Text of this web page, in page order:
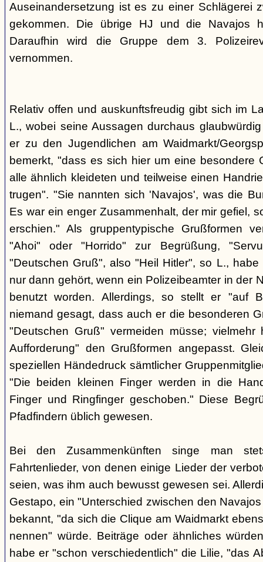
Auseinandersetzung ist es zu einer Schlägerei
gekommen. Die übrige HJ und die Navajos
Daraufhin wird die Gruppe dem 3.
vernommen.
Relativ offen und auskunftsfreudig gibt sich im
L., wobei seine Aussagen durchaus
er zu den Jugendlichen am Waidmarkt/
bemerkt, "dass es sich hier um eine besondere
alle ähnlich kleideten und teilweise einen
trugen". "Sie nannten sich 'Navajos', was die
Es war ein enger Zusammenhalt, der mir gefiel,
erschien." Als gruppentypische Grußformen
"Ahoi" oder "Horrido" zur Begrüßung,
"Deutschen Gruß", also "Heil Hitler", so L.,
nur dann gehört, wenn ein Polizeibeamter in der
benutzt worden. Allerdings, so stellt er "auf
niemand gesagt, dass auch er die besonderen
"Deutschen Gruß" vermeiden müsse;
Aufforderung" den Grußformen angepasst.
speziellen Händedruck sämtlicher
"Die beiden kleinen Finger werden in die
Finger und Ringfinger geschoben." Diese
Pfadfindern üblich gewesen.
Bei den Zusammenkünften singe man
Fahrtenlieder, von denen einige Lieder der
seien, was ihm auch bewusst gewesen sei.
Gestapo, ein "Unterschied zwischen den
bekannt, "da sich die Clique am Waidmarkt
nennen" würde. Beiträge oder ähnliches
habe er "schon verschiedentlich" die Lilie, "das